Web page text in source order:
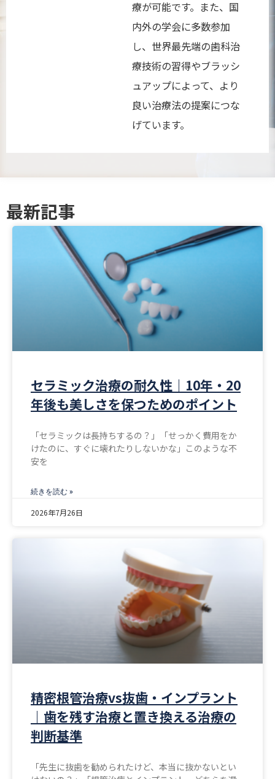
療が可能です。また、国
内外の学会に多数参加
し、世界最先端の歯科治
療技術の習得やブラッシ
ュアップによって、より
良い治療法の提案につな
げています。
最新記事
セラミック治療の耐久性｜10年・20
年後も美しさを保つためのポイント
「セラミックは長持ちするの？」「せっかく費用をか
けたのに、すぐに壊れたりしないかな」このような不
安を
続きを読む »
2026年7月26日
精密根管治療vs抜歯・インプラント
｜歯を残す治療と置き換える治療の
判断基準
「先生に抜歯を勧められたけど、本当に抜かないとい